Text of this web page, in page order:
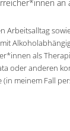
an
Arbeitsalltag
als
oder anderen
meinem Fall